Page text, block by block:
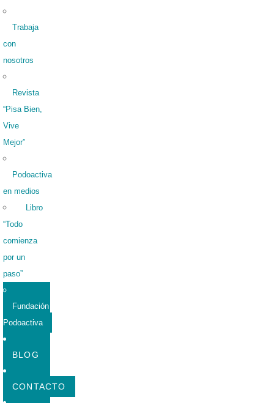
Trabaja
con
nosotros
Revista
“Pisa Bien,
Vive
Mejor”
Podoactiva
en medios
Libro
“Todo
comienza
por un
paso”
Fundación
Podoactiva
BLOG
CONTACTO